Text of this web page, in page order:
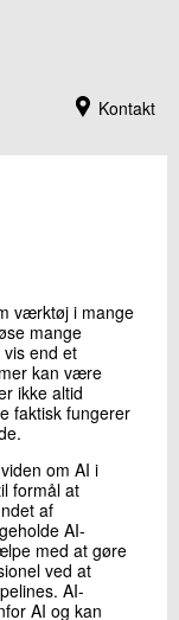
Kontakt
værktøj i mange
mange
end et
kan være
ikke altid
faktisk fungerer
om AI i
formål at
af
AI-
med at gøre
ved at
AI-
AI og kan